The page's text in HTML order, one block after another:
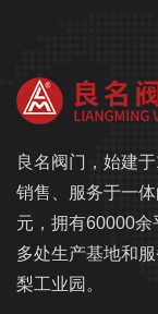
良名阀门，始建
销售、服务于一
元，拥有60000
多处生产基地和
梨工业园。